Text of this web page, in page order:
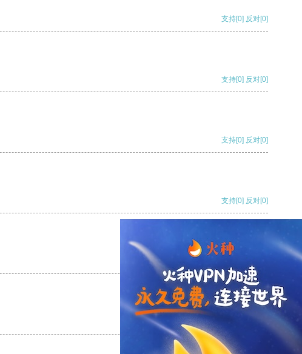
支持[0] 反对[0]
支持[0] 反对[0]
支持[0] 反对[0]
支持[0] 反对[0]
反对